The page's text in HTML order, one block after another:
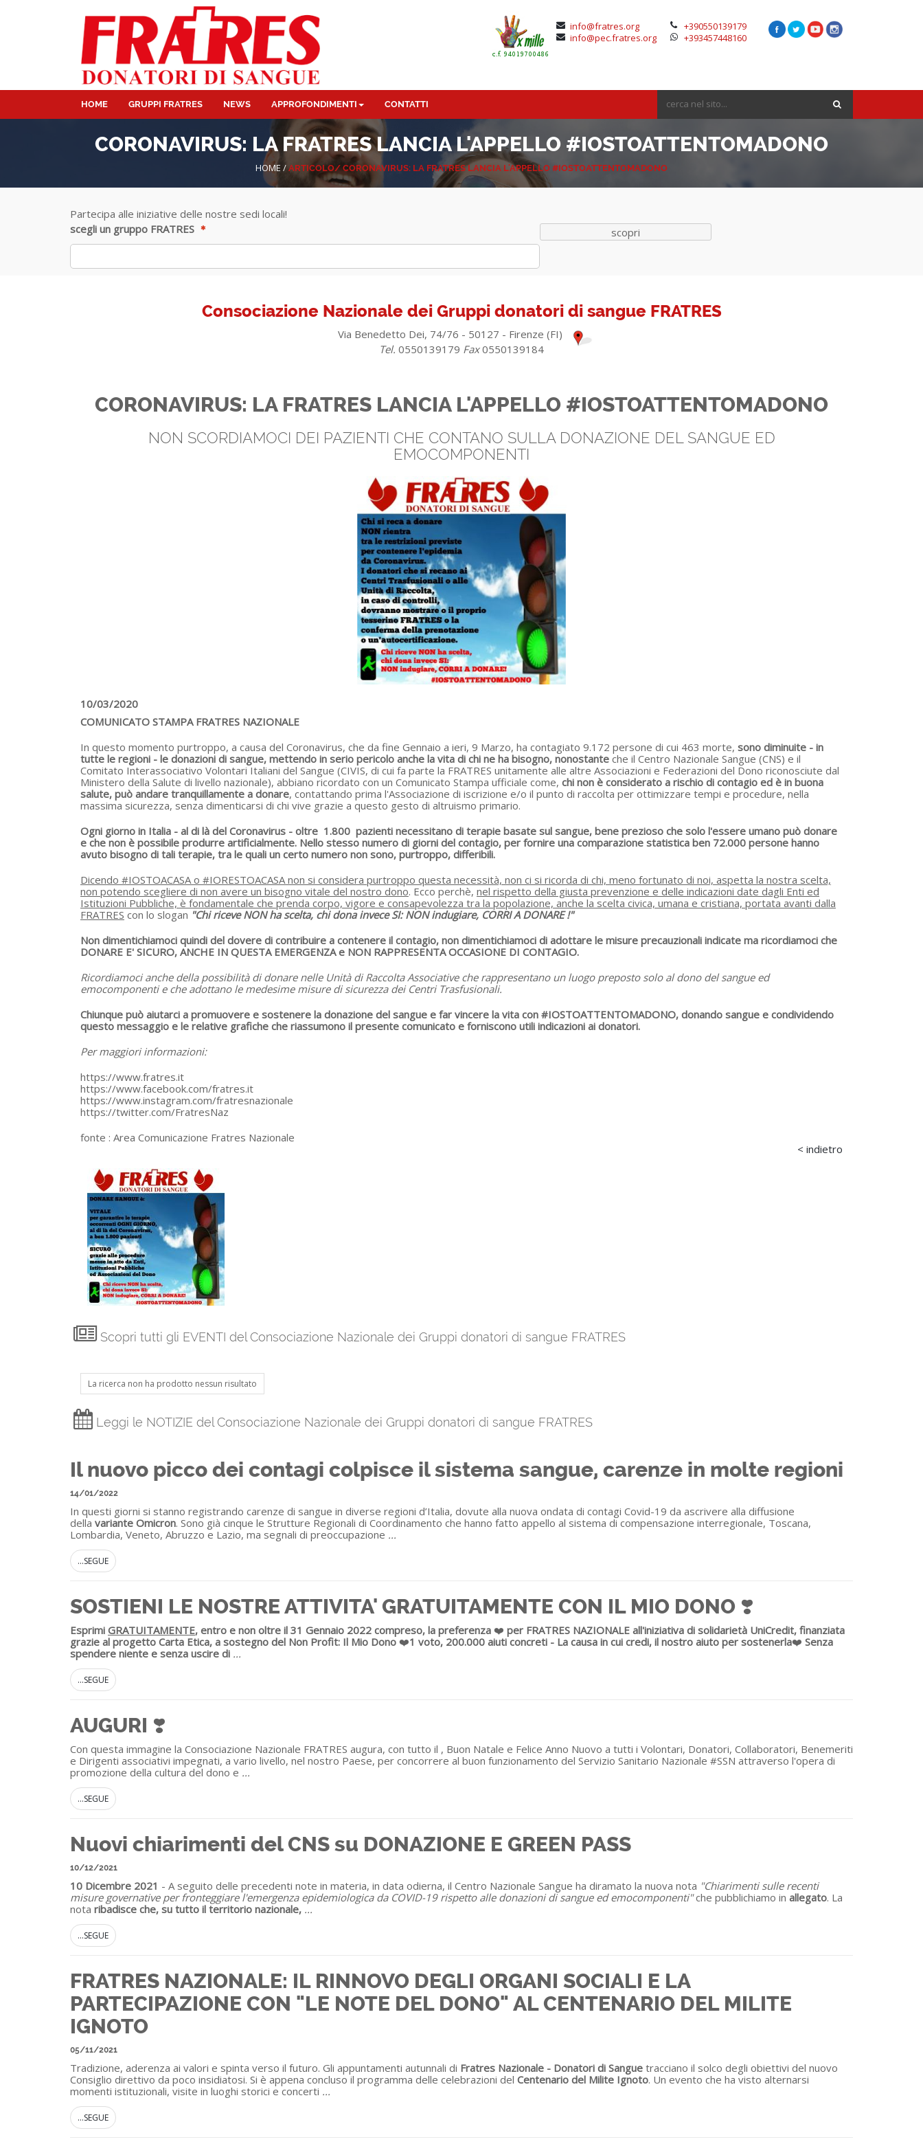
info@fratres.org
info@pec.fratres.org
+390550139179
+393457448160
HOME GRUPPI FRATRES NEWS APPROFONDIMENTI CONTATTI
CORONAVIRUS: LA FRATRES LANCIA L'APPELLO #IOSTOATTENTOMADONO
HOME /ARTICOLO/ CORONAVIRUS: LA FRATRES LANCIA L'APPELLO #IOSTOATTENTOMADONO
Partecipa alle iniziative delle nostre sedi locali!
scegli un gruppo FRATRES
scopri
Consociazione Nazionale dei Gruppi donatori di sangue FRATRES
Via Benedetto Dei, 74/76 - 50127 - Firenze (FI)
Tel. 0550139179 Fax0550139184
CORONAVIRUS: LA FRATRES LANCIA L'APPELLO #IOSTOATTENTOMADONO
NON SCORDIAMOCI DEI PAZIENTI CHE CONTANO SULLA DONAZIONE DEL SANGUE ED
EMOCOMPONENTI
10/03/2020
COMUNICATO STAMPA FRATRES NAZIONALE
In questo momento purtroppo, a causa del Coronavirus, che da fine Gennaio a ieri, 9 Marzo, ha contagiato 9.172 persone di cui 463 morte, sono diminuite - in
tutte le regioni - le donazioni di sangue, mettendo in serio pericolo anche la vita di chi ne ha bisogno, nonostante che il Centro Nazionale Sangue (CNS) e il
Comitato Interassociativo Volontari Italiani del Sangue (CIVIS, di cui fa parte la FRATRES unitamente alle altre Associazioni e Federazioni del Dono riconosciute dal
Ministero della Salute di livello nazionale), abbiano ricordato con un Comunicato Stampa ufficiale come, chi non è considerato a rischio di contagio ed è in buona
salute, può andare tranquillamente a donare, contattando prima l'Associazione di iscrizione e/o il punto di raccolta per ottimizzare tempi e procedure, nella
massima sicurezza, senza dimenticarsi di chi vive grazie a questo gesto di altruismo primario.
Ogni giorno in Italia - al di là del Coronavirus - oltre 1.800 pazienti necessitano di terapie basate sul sangue, bene prezioso che solo l'essere umano può donare
e che non è possibile produrre artificialmente. Nello stesso numero di giorni del contagio, per fornire una comparazione statistica ben 72.000 persone hanno
avuto bisogno di tali terapie, tra le quali un certo numero non sono, purtroppo, differibili.
Dicendo #IOSTOACASA o #IORESTOACASA non si considera purtroppo questa necessità, non ci si ricorda di chi, meno fortunato di noi, aspetta la nostra scelta,
non potendo scegliere di non avere un bisogno vitale del nostro dono. Ecco perchè, nel rispetto della giusta prevenzione e delle indicazioni date dagli Enti ed
Istituzioni Pubbliche, è fondamentale che prenda corpo, vigore e consapevolezza tra la popolazione, anche la scelta civica, umana e cristiana, portata avanti dalla
FRATRES con lo slogan "Chi riceve NON ha scelta, chi dona invece SI: NON indugiare, CORRI A DONARE !"
Non dimentichiamoci quindi del dovere di contribuire a contenere il contagio, non dimentichiamoci di adottare le misure precauzionali indicate ma ricordiamoci che
DONARE E' SICURO, ANCHE IN QUESTA EMERGENZA e NON RAPPRESENTA OCCASIONE DI CONTAGIO.
Ricordiamoci anche della possibilità di donare nelle Unità di Raccolta Associative che rappresentano un luogo preposto solo al dono del sangue ed
emocomponenti e che adottano le medesime misure di sicurezza dei Centri Trasfusionali.
Chiunque può aiutarci a promuovere e sostenere la donazione del sangue e far vincere la vita con #IOSTOATTENTOMADONO, donando sangue e condividendo
questo messaggio e le relative grafiche che riassumono il presente comunicato e forniscono utili indicazioni ai donatori.
Per maggiori informazioni:
https://www.fratres.it
https://www.facebook.com/fratres.it
https://www.instagram.com/fratresnazionale
https://twitter.com/FratresNaz
fonte : Area Comunicazione Fratres Nazionale
< indietro
Scopri tutti gli EVENTI del Consociazione Nazionale dei Gruppi donatori di sangue FRATRES
La ricerca non ha prodotto nessun risultato
Leggi le NOTIZIE del Consociazione Nazionale dei Gruppi donatori di sangue FRATRES
Il nuovo picco dei contagi colpisce il sistema sangue, carenze in molte regioni
14/01/2022
In questi giorni si stanno registrando carenze di sangue in diverse regioni d’Italia, dovute alla nuova ondata di contagi Covid-19 da ascrivere alla diffusione
della variante Omicron. Sono già cinque le Strutture Regionali di Coordinamento che hanno fatto appello al sistema di compensazione interregionale, Toscana,
Lombardia, Veneto, Abruzzo e Lazio, ma segnali di preoccupazione ...
...SEGUE
SOSTIENI LE NOSTRE ATTIVITA' GRATUITAMENTE CON IL MIO DONO ❣️
Esprimi GRATUITAMENTE, entro e non oltre il 31 Gennaio 2022 compreso, la preferenza ❤️ per FRATRES NAZIONALE all'iniziativa di solidarietà UniCredit, finanziata
grazie al progetto Carta Etica, a sostegno del Non Profit: Il Mio Dono ❤️1 voto, 200.000 aiuti concreti - La causa in cui credi, il nostro aiuto per sostenerla❤️ Senza
spendere niente e senza uscire di ...
...SEGUE
AUGURI ❣️
Con questa immagine la Consociazione Nazionale FRATRES augura, con tutto il , Buon Natale e Felice Anno Nuovo a tutti i Volontari, Donatori, Collaboratori, Benemeriti
e Dirigenti associativi impegnati, a vario livello, nel nostro Paese, per concorrere al buon funzionamento del Servizio Sanitario Nazionale #SSN attraverso l'opera di
promozione della cultura del dono e ...
...SEGUE
Nuovi chiarimenti del CNS su DONAZIONE E GREEN PASS
10/12/2021
10 Dicembre 2021 - A seguito delle precedenti note in materia, in data odierna, il Centro Nazionale Sangue ha diramato la nuova nota "Chiarimenti sulle recenti
misure governative per fronteggiare l'emergenza epidemiologica da COVID-19 rispetto alle donazioni di sangue ed emocomponenti"che pubblichiamo in allegato. La
nota ribadisce che, su tutto il territorio nazionale, ...
...SEGUE
FRATRES NAZIONALE: IL RINNOVO DEGLI ORGANI SOCIALI E LA
PARTECIPAZIONE CON "LE NOTE DEL DONO" AL CENTENARIO DEL MILITE
IGNOTO
05/11/2021
Tradizione, aderenza ai valori e spinta verso il futuro. Gli appuntamenti autunnali di Fratres Nazionale - Donatori di Sangue tracciano il solco degli obiettivi del nuovo
Consiglio direttivo da poco insidiatosi. Si è appena concluso il programma delle celebrazioni del Centenario del Milite Ignoto. Un evento che ha visto alternarsi
momenti istituzionali, visite in luoghi storici e concerti ...
...SEGUE